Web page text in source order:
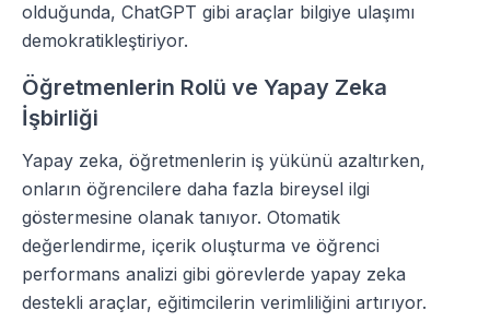
olduğunda, ChatGPT gibi araçlar bilgiye ulaşımı
demokratikleştiriyor.
Öğretmenlerin Rolü ve Yapay Zeka
İşbirliği
Yapay zeka, öğretmenlerin iş yükünü azaltırken,
onların öğrencilere daha fazla bireysel ilgi
göstermesine olanak tanıyor. Otomatik
değerlendirme, içerik oluşturma ve öğrenci
performans analizi gibi görevlerde yapay zeka
destekli araçlar, eğitimcilerin verimliliğini artırıyor.